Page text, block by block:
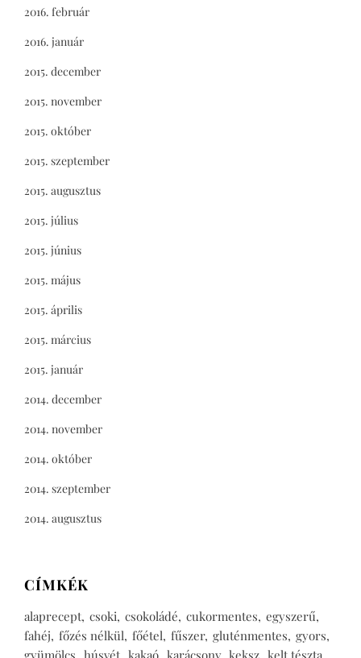
2016. február
2016. január
2015. december
2015. november
2015. október
2015. szeptember
2015. augusztus
2015. július
2015. június
2015. május
2015. április
2015. március
2015. január
2014. december
2014. november
2014. október
2014. szeptember
2014. augusztus
CÍMKÉK
alaprecept csoki csokoládé cukormentes egyszerű
fahéj főzés nélkül főétel fűszer gluténmentes gyors
gyümölcs húsvét kakaó karácsony keksz kelt tészta